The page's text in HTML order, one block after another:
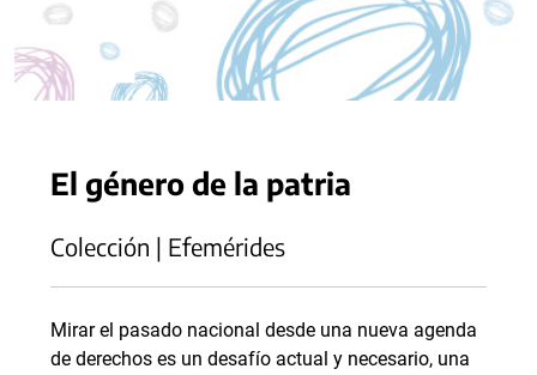
El género de la patria
Colección | Efemérides
Mirar el pasado nacional desde una nueva agenda
de derechos es un desafío actual y necesario, una